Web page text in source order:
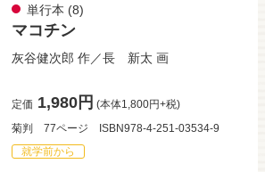
単行本 (8)
マコチン
灰谷健次郎 作／長 新太 画
定価 1,980円 (本体1,800円+税)
菊判
77ページ
ISBN978-4-251-03534-9
就学前から